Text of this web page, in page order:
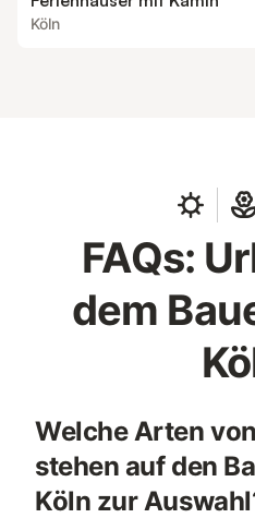
Köln
FAQs:
dem
Welche Arten
stehen auf den
Köln zur